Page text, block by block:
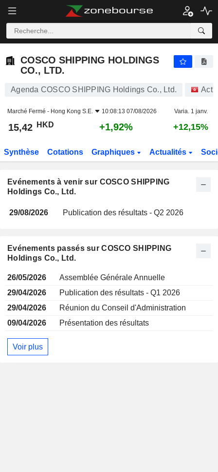
COSCO SHIPPING HOLDINGS CO., LTD.
COSCO SHIPPING HOLDINGS
CO., LTD.
Agenda COSCO SHIPPING Holdings Co., Ltd.
Marché Fermé - Hong Kong S.E. 10:08:13 07/08/2026 Varia. 1 janv.
15,42 HKD +1,92% +12,15%
Synthèse Cotations Graphiques Actualités
Evénements à venir sur COSCO SHIPPING
Holdings Co., Ltd.
29/08/2026 Publication des résultats - Q2 2026
Evénements passés sur COSCO SHIPPING
Holdings Co., Ltd.
26/05/2026
Assemblée Générale Annuelle
29/04/2026
Publication des résultats - Q1 2026
29/04/2026
Réunion du Conseil d'Administration
09/04/2026
Présentation des résultats
Voir plus